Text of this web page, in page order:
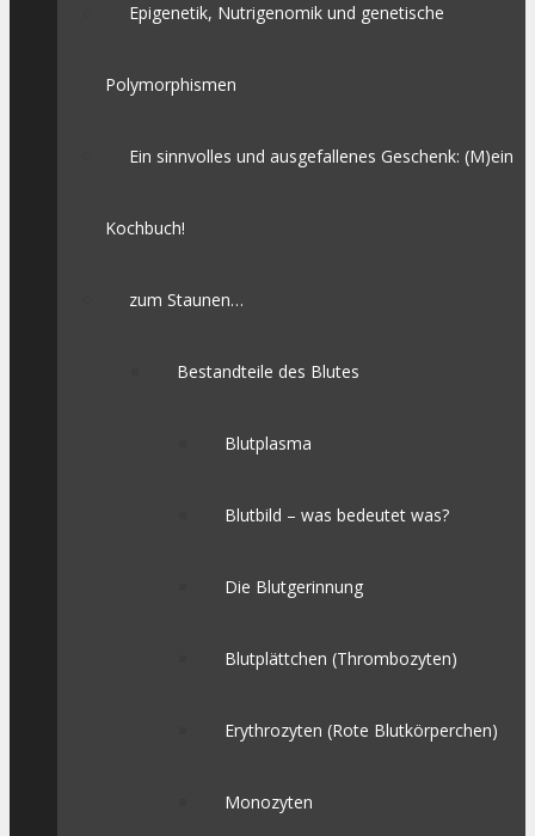
Epigenetik, Nutrigenomik und genetische
Polymorphismen
Ein sinnvolles und ausgefallenes Geschenk: (M)ein
Kochbuch!
zum Staunen…
Bestandteile des Blutes
Blutplasma
Blutbild – was bedeutet was?
Die Blutgerinnung
Blutplättchen (Thrombozyten)
Erythrozyten (Rote Blutkörperchen)
Monozyten